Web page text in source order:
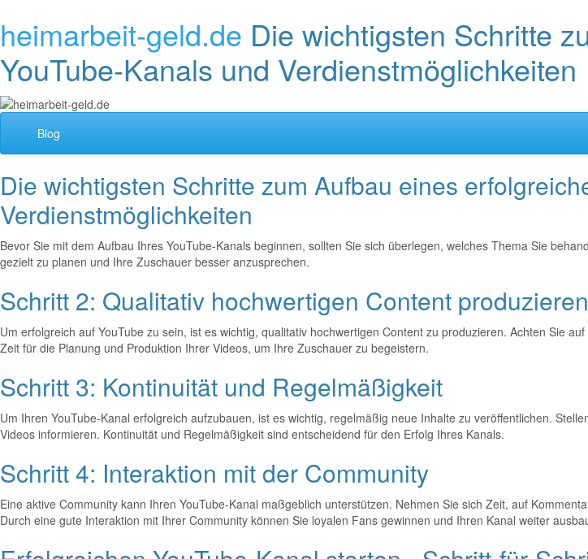
heimarbeit-geld.de Die wichtigsten Schritte
YouTube-Kanals und Verdienstmöglichkeiten
Blog
Die wichtigsten Schritte zum Aufbau eines
Verdienstmöglichkeiten
Bevor Sie mit dem Aufbau Ihres YouTube-Kanals beginnen, sollten Sie sich überlegen, welches Thema Sie
gezielt zu planen und Ihre Zuschauer besser anzusprechen.
Schritt 2: Qualitativ hochwertigen Content produzieren
Um erfolgreich auf YouTube zu sein, ist es wichtig, qualitativ hochwertigen Content zu produzieren. Achten Sie
Zeit für die Planung und Produktion Ihrer Videos, um Ihre Zuschauer zu begeistern.
Schritt 3: Kontinuität und Regelmäßigkeit
Um Ihren YouTube-Kanal erfolgreich aufzubauen, ist es wichtig, regelmäßig neue Inhalte zu veröffentlichen.
Videos informieren. Kontinuität und Regelmäßigkeit sind entscheidend für den Erfolg Ihres Kanals.
Schritt 4: Interaktion mit der Community
Eine aktive Community kann Ihren YouTube-Kanal maßgeblich unterstützen. Nehmen Sie sich Zeit, auf
Durch eine gute Interaktion mit Ihrer Community können Sie loyalen Fans gewinnen und Ihren Kanal weiter